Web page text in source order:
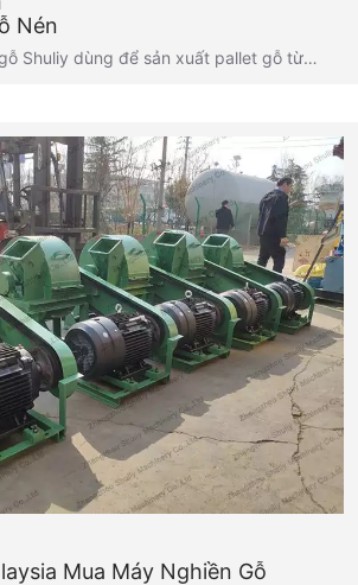
Nén
Shuliy dùng để sản xuất pallet gỗ từ…
Mua Máy Nghiền Gỗ